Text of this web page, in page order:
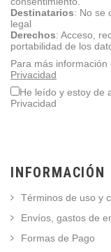
Destinatarios: No se
legal
Derechos: Acceso,
portabilidad de los
Para más
Privacidad
He leído y estoy de
Privacidad
INFORMACIÓN
Términos de uso y
Envíos, gastos de
Formas de Pago